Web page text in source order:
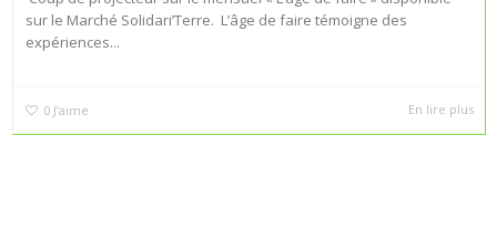
sur le Marché Solidari’Terre. L’âge de faire témoigne des
expériences...
0 J’aime En lire plus